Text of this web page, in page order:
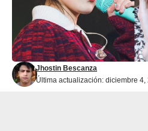
Última actualización: diciembre 4,
Jhostin Bescanza